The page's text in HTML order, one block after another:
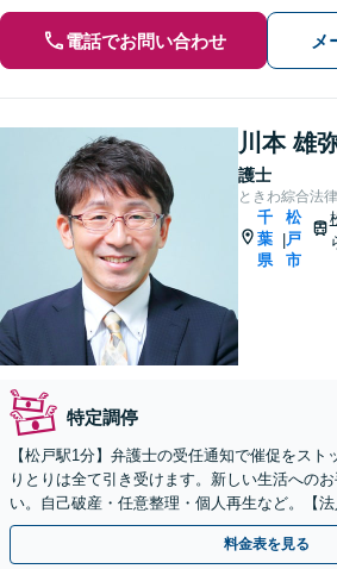
電話でお問い合わせ メ
川本 雄
護士
ときわ綜合法
千
葉
県
|
松
戸
市
特定調停
【松戸駅1分】弁護士の受任通知で催促をスト
りとりは全て引き受けます。新しい生活への
い。自己破産・任意整理・個人再生など。【
財産や今後の給与所得などについてもアドバ
料金表を見る